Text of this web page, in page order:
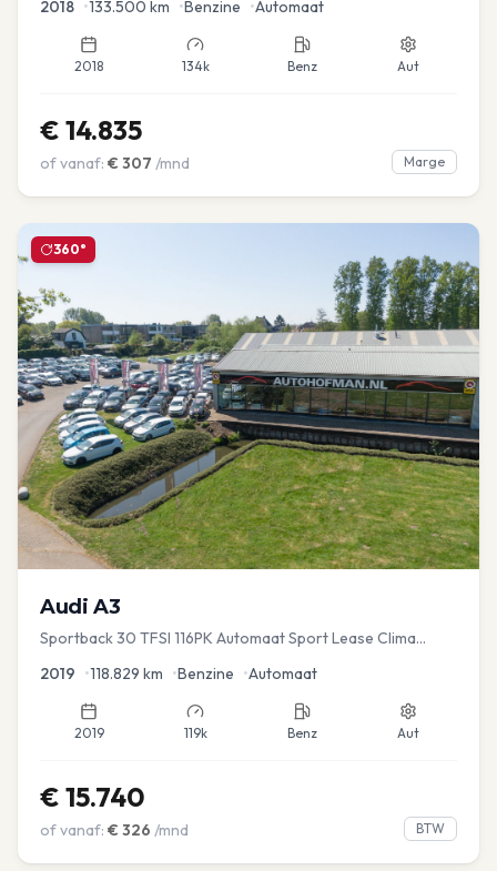
2018 •133.500 km •Benzine •Automaat
2018 134k Benz Aut
€ 14.835
of vanaf: € 307 /mnd Marge
360°
Audi A3
Sportback 30 TFSI 116PK Automaat Sport Lease Clima
2019 •118.829 km •Benzine •Automaat
2019 119k Benz Aut
€ 15.740
of vanaf: € 326 /mnd BTW